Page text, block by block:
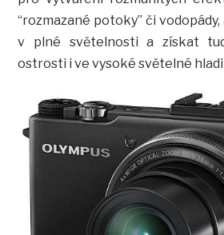
“rozmazané potoky” či
v plné světelnosti a získat
ostrosti i ve vysoké světelné